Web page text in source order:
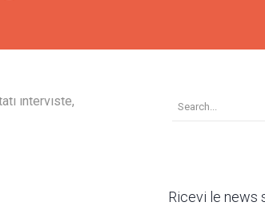
interviste,
Ricevi le news